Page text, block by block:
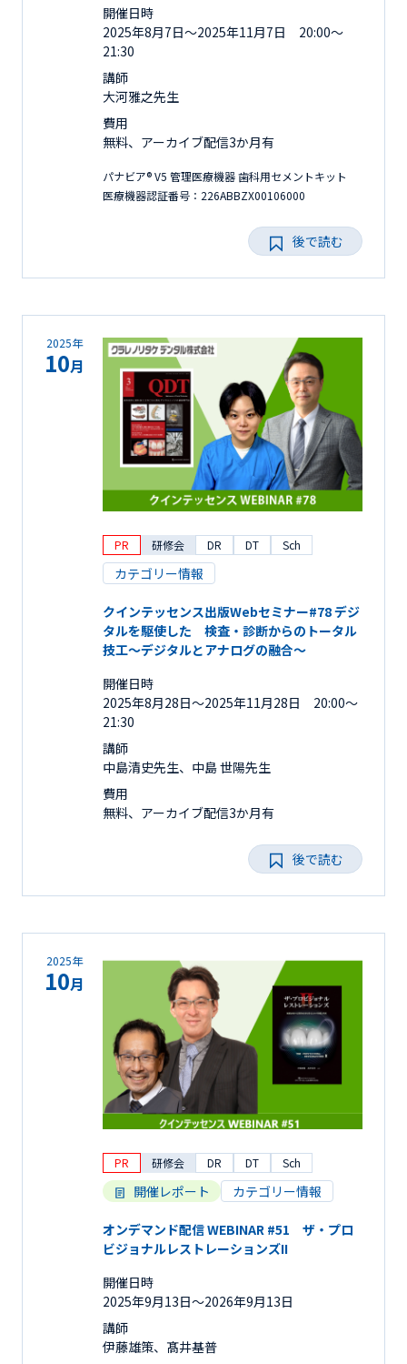
開催日時
2025年8月7日〜2025年11月7日 20:00～
21:30
講師
大河雅之先生
費用
無料、アーカイブ配信3か月有
パナビア® V5 管理医療機器 歯科用セメントキット
医療機器認証番号：226ABBZX00106000
後で読む
2025年
10月
PR 研修会 DR DT Sch
カテゴリー情報
クインテッセンス出版Webセミナー#78 デジ
タルを駆使した 検査・診断からのトータル
技工～デジタルとアナログの融合～
開催日時
2025年8月28日〜2025年11月28日 20:00～
21:30
講師
中島清史先生、中島 世陽先生
費用
無料、アーカイブ配信3か月有
後で読む
2025年
10月
PR 研修会 DR DT Sch
開催レポート カテゴリー情報
オンデマンド配信 WEBINAR #51 ザ・プロ
ビジョナルレストレーションズII
開催日時
2025年9月13日〜2026年9月13日
講師
伊藤雄策、髙井基普